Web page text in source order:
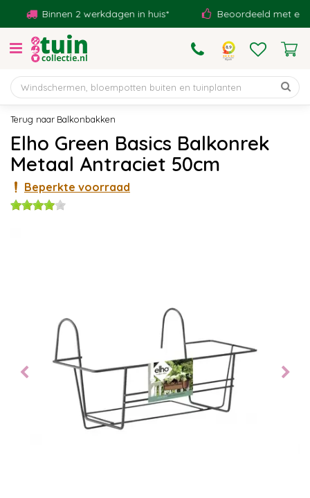
Balkonbakken
Binnen 2 werkdagen in huis* Beoordeeld met een
Elho Green Basics Balkonrek
Metaal Antraciet 50cm
Beperkte voorraad